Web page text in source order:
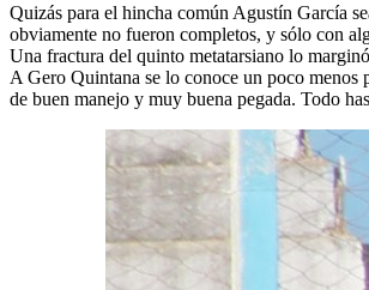
Quizás para el hincha común Agustín García
obviamente no fueron completos, y sólo con
Una fractura del quinto metatarsiano lo
A Gero Quintana se lo conoce un poco
de buen manejo y muy buena pegada. Todo